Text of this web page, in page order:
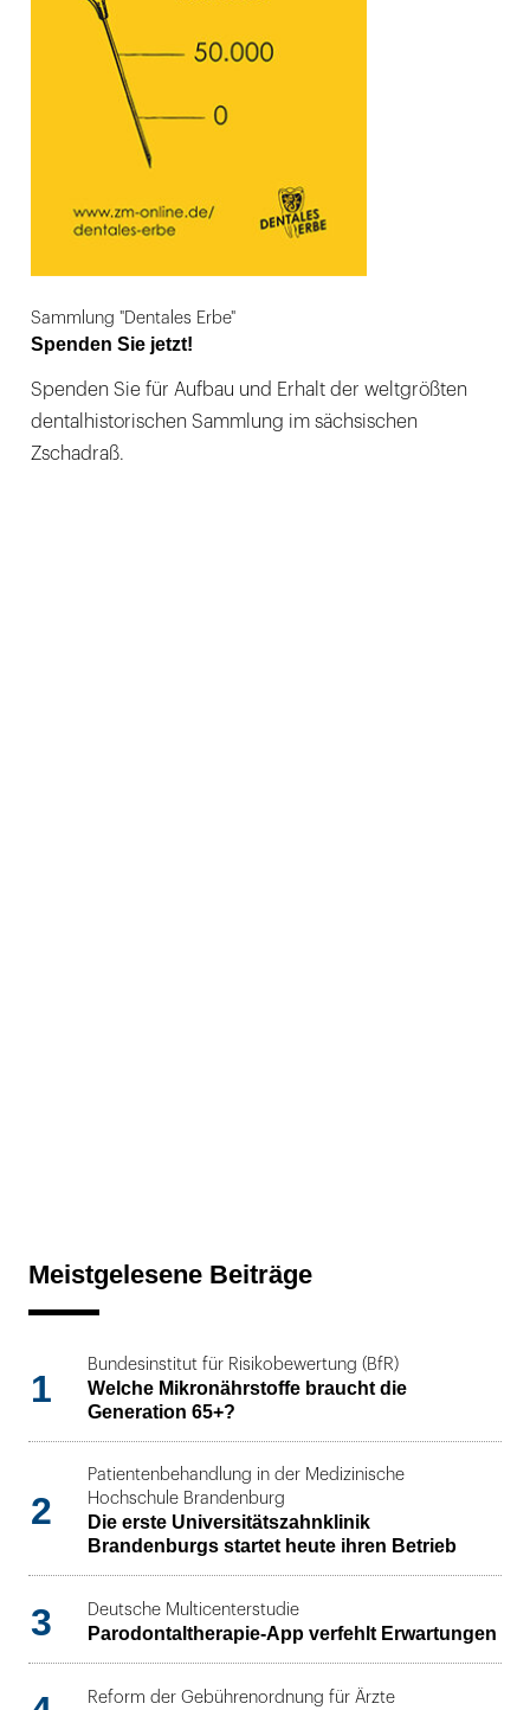
Sammlung "Dentales Erbe"
Spenden Sie jetzt!
Spenden Sie für Aufbau und Erhalt der weltgrößten
dentalhistorischen Sammlung im sächsischen
Zschadraß.
Meistgelesene Beiträge
1
Bundesinstitut für Risikobewertung (BfR)
Welche Mikronährstoffe braucht die
Generation 65+?
2
Patientenbehandlung in der Medizinische
Hochschule Brandenburg
Die erste Universitätszahnklinik
Brandenburgs startet heute ihren Betrieb
3 Deutsche Multicenterstudie
Parodontaltherapie-App verfehlt Erwartungen
Reform der Gebührenordnung für Ärzte